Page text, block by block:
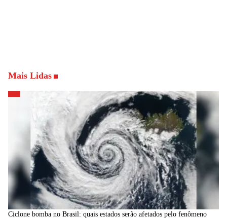
Mais Lidas
Ciclone bomba no Brasil: quais estados serão afetados pelo fenômeno